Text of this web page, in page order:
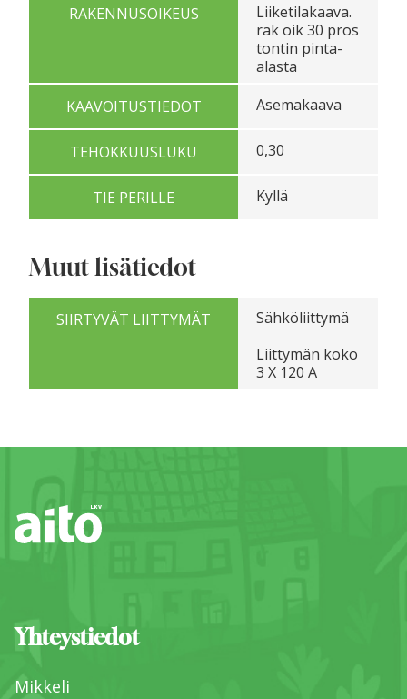
RAKENNUSOIKEUS
Liiketilakaava.
rak oik 30 pros
tontin pinta-
alasta
KAAVOITUSTIEDOT
Asemakaava
TEHOKKUUSLUKU 0,30
TIE PERILLE Kyllä
Muut lisätiedot
SIIRTYVÄT LIITTYMÄT
Sähköliittymä
Liittymän koko
3 X 120 A
Yhteystiedot
Mikkeli